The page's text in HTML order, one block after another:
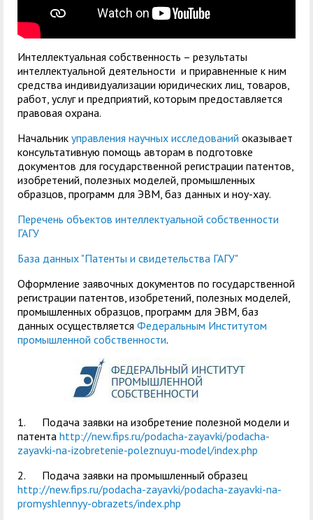
общественностью
деятельность
административно-
хозяйственной работе
Закупки
аспирантов
Республиканская
профсоюзная
организация высшей
школы
Лучшие студенты
Сведения о доходах
Вопросы ректору
образования
Центр тестирования
иностранных граждан
по русскому языку
Центр развития
компетенций
государственных и
служащих
Центр русского языка
как иностранного
Совет родителей
(законных
представителей)
несовершеннолетних
модуль «Обучение
служением»
предоставлении
академического
отпуска обучающимся
Интеллектуальная собственность – результаты
интеллектуальной деятельности и приравненные к ним
средства индивидуализации юридических лиц, товаров,
работ, услуг и предприятий, которым предоставляется
правовая охрана.
Начальник управления научных исследований оказывает
консультативную помощь авторам в подготовке
документов для государственной регистрации патентов,
изобретений, полезных моделей, промышленных
образцов, программ для ЭВМ, баз данных и ноу-хау.
Перечень объектов интеллектуальной собственности
ГАГУ
База данных "Патенты и свидетельства ГАГУ"
Оформление заявочных документов по государственной
регистрации патентов, изобретений, полезных моделей,
промышленных образцов, программ для ЭВМ, баз
данных осуществляется Федеральным Институтом
промышленной собственности.
1. Подача заявки на изобретение полезной модели и
патента http://new.fips.ru/podacha-zayavki/podacha-
zayavki-na-izobretenie-poleznuyu-model/index.php
2. Подача заявки на промышленный образец
http://new.fips.ru/podacha-zayavki/podacha-zayavki-na-
promyshlennyy-obrazets/index.php